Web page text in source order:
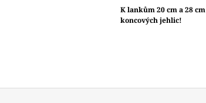
K lankům 20 cm a 28
koncových jehlic!